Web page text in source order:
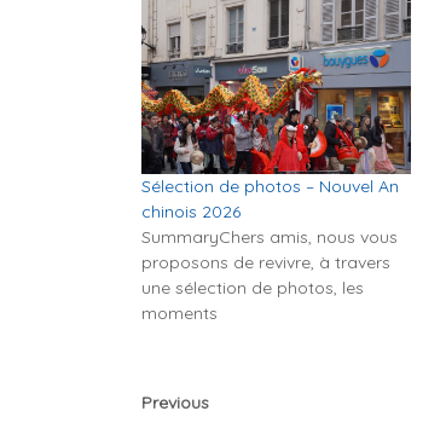
Sélection de photos – Nouvel An
chinois 2026
SummaryChers amis, nous vous
proposons de revivre, à travers
une sélection de photos, les
moments
Previous